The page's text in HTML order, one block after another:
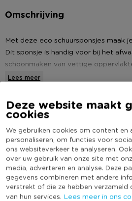
Deze website maakt
cookies
We gebruiken cookies om content en
personaliseren, om functies voor
ons websiteverkeer te analyseren.
over uw gebruik van onze site met
media, adverteren en analyse. Deze
gegevens combineren met andere
verstrekt of die ze hebben verzameld
van hun services. Lees meer in ons
Omschrijving
Met deze eco schuursponsjes maak
Dit sponsje is handig voor bij het
schoonmaken van vettige
komt altijd van pas. In deze set zitten
Lees meer
Specificaties
Artikelnummer
Online Only
Duurzaamheidsscore